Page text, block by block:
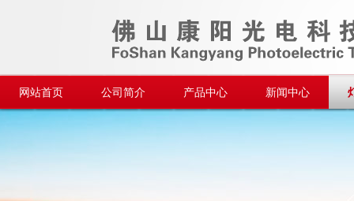
网站首页 公司简介 产品中心 新闻中心